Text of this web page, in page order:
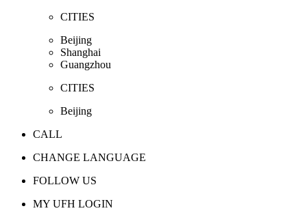
CITIES
Beijing
Shanghai
Guangzhou
CITIES
Beijing
CALL
CHANGE LANGUAGE
FOLLOW US
MY UFH LOGIN